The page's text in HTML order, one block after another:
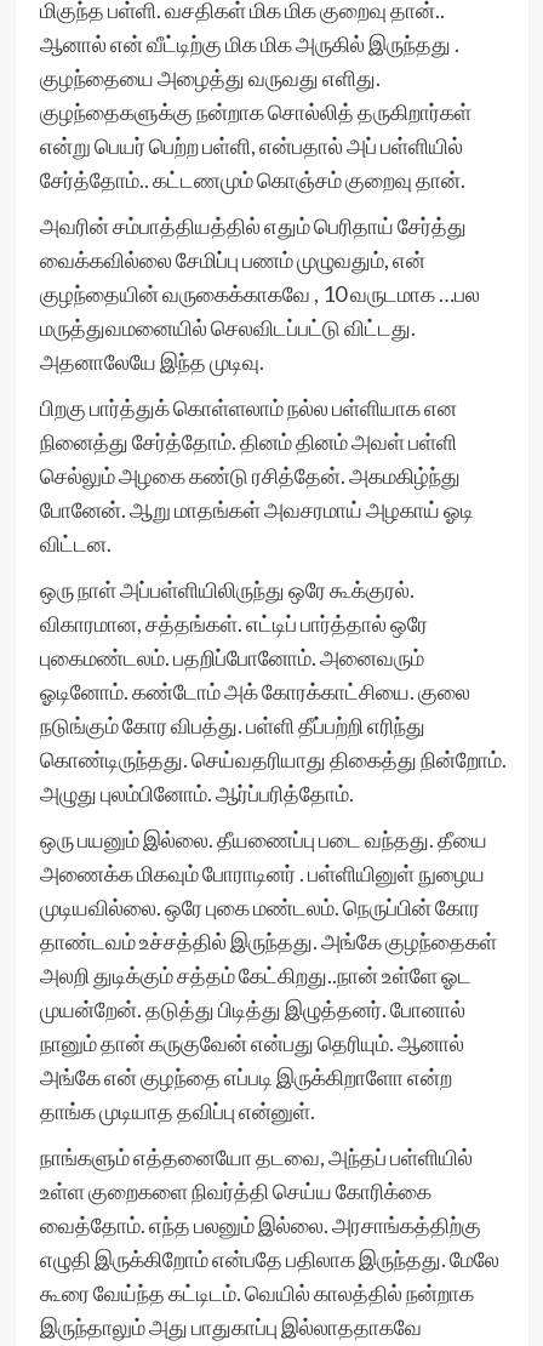
மிகுந்த பள்ளி. வசதிகள் மிக மிக குறைவு தான்..
ஆனால் என் வீட்டிற்கு மிக மிக அருகில் இருந்தது .
குழந்தையை அழைத்து வருவது எளிது.
குழந்தைகளுக்கு நன்றாக சொல்லித் தருகிறார்கள்
என்று பெயர் பெற்ற பள்ளி, என்பதால் அப் பள்ளியில்
சேர்த்தோம்.. கட்டணமும் கொஞ்சம் குறைவு தான்.
அவரின் சம்பாத்தியத்தில் எதும் பெரிதாய் சேர்த்து
வைக்கவில்லை சேமிப்பு பணம் முழுவதும், என்
குழந்தையின் வருகைக்காகவே , 10 வருடமாக …பல
மருத்துவமனையில் செலவிடப்பட்டு விட்டது.
அதனாலேயே இந்த முடிவு.
பிறகு பார்த்துக் கொள்ளலாம் நல்ல பள்ளியாக என
நினைத்து சேர்த்தோம். தினம் தினம் அவள் பள்ளி
செல்லும் அழகை கண்டு ரசித்தேன். அகமகிழ்ந்து
போனேன். ஆறு மாதங்கள் அவசரமாய் அழகாய் ஓடி
விட்டன.
ஒரு நாள் அப்பள்ளியிலிருந்து ஒரே கூக்குரல்.
விகாரமான, சத்தங்கள். எட்டிப் பார்த்தால் ஒரே
புகைமண்டலம். பதறிப்போனோம். அனைவரும்
ஓடினோம். கண்டோம் அக் கோரக்காட்சியை. குலை
நடுங்கும் கோர விபத்து. பள்ளி தீப்பற்றி எரிந்து
கொண்டிருந்தது. செய்வதரியாது திகைத்து நின்றோம்.
அழுது புலம்பினோம். ஆர்ப்பரித்தோம்.
ஒரு பயனும் இல்லை. தீயணைப்பு படை வந்தது. தீயை
அணைக்க மிகவும் போராடினர் . பள்ளியினுள் நுழைய
முடியவில்லை. ஒரே புகை மண்டலம். நெருப்பின் கோர
தாண்டவம் உச்சத்தில் இருந்தது. அங்கே குழந்தைகள்
அலறி துடிக்கும் சத்தம் கேட்கிறது..நான் உள்ளே ஓட
முயன்றேன். தடுத்து பிடித்து இழுத்தனர். போனால்
நானும் தான் கருகுவேன் என்பது தெரியும். ஆனால்
அங்கே என் குழந்தை எப்படி இருக்கிறாளோ என்ற
தாங்க முடியாத தவிப்பு என்னுள்.
நாங்களும் எத்தனையோ தடவை, அந்தப் பள்ளியில்
உள்ள குறைகளை நிவர்த்தி செய்ய கோரிக்கை
வைத்தோம். எந்த பலனும் இல்லை. அரசாங்கத்திற்கு
எழுதி இருக்கிறோம் என்பதே பதிலாக இருந்தது. மேலே
கூரை வேய்ந்த கட்டிடம். வெயில் காலத்தில் நன்றாக
இருந்தாலும் அது பாதுகாப்பு இல்லாததாகவே